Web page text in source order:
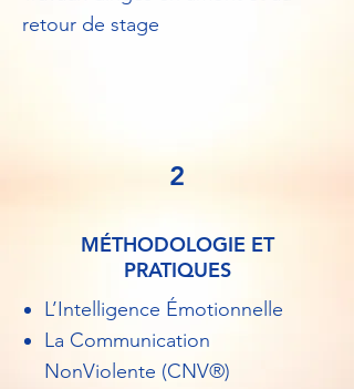
retour de stage
2
MÉTHODOLOGIE ET
PRATIQUES
L’Intelligence Émotionnelle
La Communication
NonViolente (CNV®)